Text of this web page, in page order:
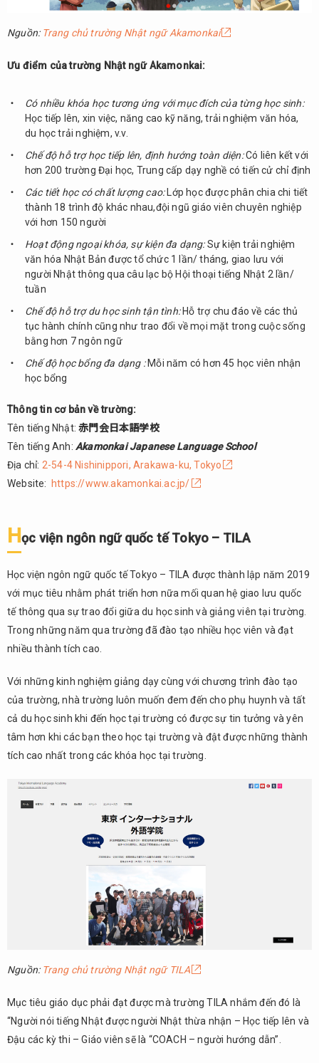
Nguồn: Trang chủ trường Nhật ngữ Akamonkai
Ưu điểm của trường Nhật ngữ Akamonkai:
Có nhiều khóa học tương ứng với mục đích của từng học sinh:
Học tiếp lên, xin việc, năng cao kỹ năng, trải nghiệm văn hóa,
du học trải nghiệm, v.v.
Chế độ hỗ trợ học tiếp lên, định hướng toàn diện:Có liên kết với
hơn 200 trường Đại học, Trung cấp dạy nghề có tiến cử chỉ định
Các tiết học có chất lượng cao:Lớp học được phân chia chi tiết
thành 18 trình độ khác nhau,đội ngũ giáo viên chuyên nghiệp
với hơn 150 người
Hoạt động ngoại khóa, sự kiện đa dạng:Sự kiện trải nghiệm
văn hóa Nhật Bản được tổ chức 1 lần/ tháng, giao lưu với
người Nhật thông qua câu lạc bộ Hội thoại tiếng Nhật 2 lần/
tuần
Chế độ hỗ trợ du học sinh tận tình: Hỗ trợ chu đáo về các thủ
tục hành chính cũng như trao đổi về mọi mặt trong cuộc sống
bằng hơn 7 ngôn ngữ
Chế độ học bổng đa dạng : Mỗi năm có hơn 45 học viên nhận
học bổng
Thông tin cơ bản về trường:
Tên tiếng Nhật:赤門会日本語学校
Tên tiếng Anh: Akamonkai Japanese Language School
Địa chỉ: 2-54-4 Nishinippori, Arakawa-ku, Tokyo
Website:
https://www.akamonkai.ac.jp/
Học viện ngôn ngữ quốc tế Tokyo – TILA
Học viện ngôn ngữ quốc tế Tokyo – TILA được thành lập năm 2019
với mục tiêu nhằm phát triển hơn nữa mối quan hệ giao lưu quốc
tế thông qua sự trao đổi giữa du học sinh và giảng viên tại trường.
Trong những năm qua trường đã đào tạo nhiều học viên và đạt
nhiều thành tích cao.
Với những kinh nghiệm giảng dạy cùng với chương trình đào tạo
của trường, nhà trường luôn muốn đem đến cho phụ huynh và tất
cả du học sinh khi đến học tại trường có được sự tin tưởng và yên
tâm hơn khi các bạn theo học tại trường và đật được những thành
tích cao nhất trong các khóa học tại trường.
Nguồn: Trang chủ trường Nhật ngữ TILA
Mục tiêu giáo dục phải đạt được mà trường TILA nhắm đến đó là
“Người nói tiếng Nhật được người Nhật thừa nhận – Học tiếp lên và
Đậu các kỳ thi – Giáo viên sẽ là “COACH – người hướng dẫn”.